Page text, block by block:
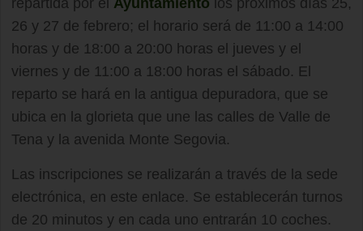
repartida por el Ayuntamiento los próximos días 25,
26 y 27 de febrero; el horario será de 11:00 a 14:00
horas y de 18:00 a 20:00 horas el jueves y el
viernes y de 11:00 a 18:00 horas el sábado. El
reparto se hará en la antigua depuradora, que se
ubica en la glorieta que une las calles de Valle de
Tena y la avenida Monte Segovia.
Las inscripciones se realizarán a través de la sede
electrónica, en este enlace. Se establecerán turnos
de 20 minutos y en cada uno entrarán 10 coches.